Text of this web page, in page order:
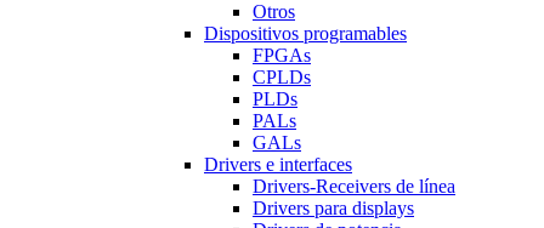
Otros
Dispositivos programables
FPGAs
CPLDs
PLDs
PALs
GALs
Drivers e interfaces
Drivers-Receivers de línea
Drivers para displays